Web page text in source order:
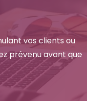
vos clients ou
prévenu avant que